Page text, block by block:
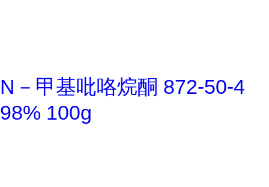
N－甲基吡咯烷酮 872-50-4
98% 100g